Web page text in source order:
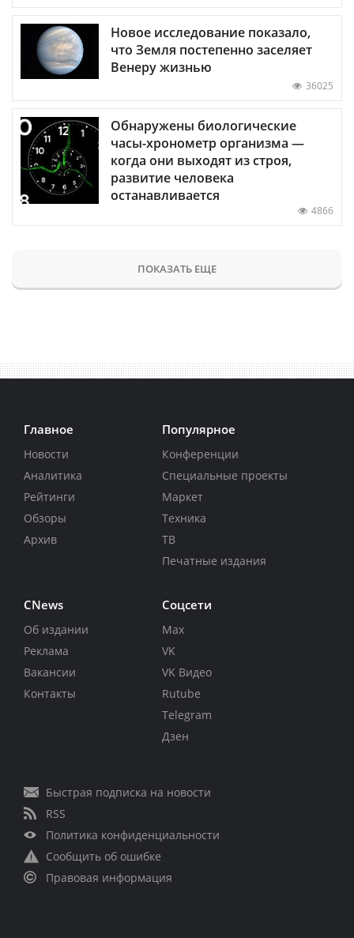
Новое исследование показало,
что Земля постепенно заселяет
Венеру жизнью
36025
Обнаружены биологические
часы-хронометр организма —
когда они выходят из строя,
развитие человека
останавливается
4866
ПОКАЗАТЬ ЕЩЕ
Главное
Новости
Аналитика
Рейтинги
Обзоры
Архив
Популярное
Конференции
Специальные проекты
Маркет
Техника
ТВ
Печатные издания
CNews
Об издании
Реклама
Вакансии
Контакты
Соцсети
Max
VK
VK Видео
Rutube
Telegram
Дзен
Быстрая подписка на новости
RSS
Политика конфиденциальности
Сообщить об ошибке
Правовая информация